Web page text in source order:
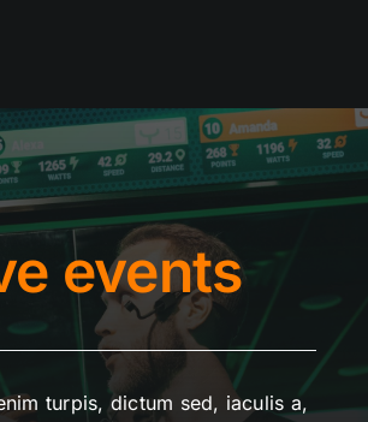
events
turpis, dictum sed, iaculis a,